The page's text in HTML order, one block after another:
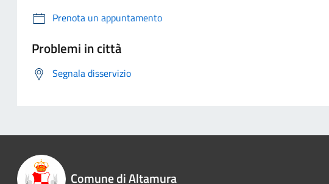
Prenota un appuntamento
Problemi in città
Segnala disservizio
Comune di Altamura